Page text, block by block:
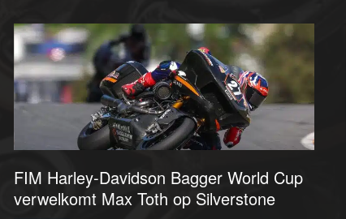
FIM Harley-Davidson Bagger World Cup
verwelkomt Max Toth op Silverstone